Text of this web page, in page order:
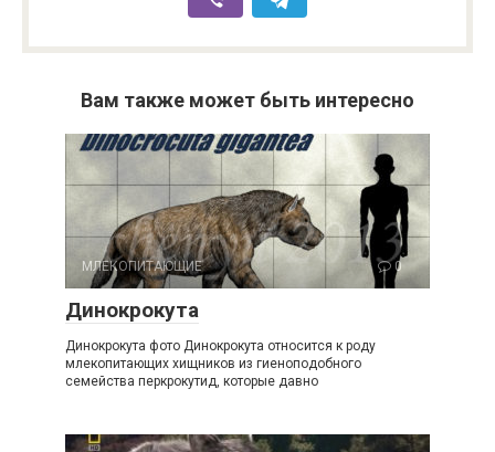
Вам также может быть интересно
МЛЕКОПИТАЮЩИЕ 0
Динокрокута
Динокрокута фото Динокрокута относится к роду
млекопитающих хищников из гиеноподобного
семейства перкрокутид, которые давно